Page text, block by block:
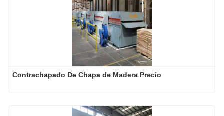
Contrachapado De Chapa de Madera Precio